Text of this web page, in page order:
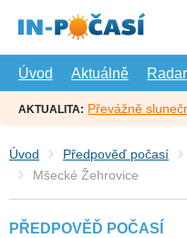
hlavní
Úvod
Aktuálně Radar
AKTUALITA: Převážně
Úvod Předpověď počasí
Mšecké Žehrovice
PŘEDPOVĚĎ POČASÍ